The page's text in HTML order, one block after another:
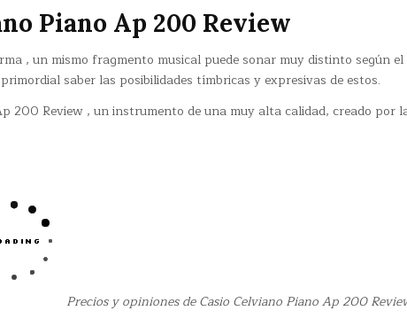
Piano Ap 200 Review
, un mismo fragmento musical puede sonar muy distinto según el
saber las posibilidades tímbricas y expresivas de estos.
200 Review , un instrumento de una muy alta calidad, creado por
Precios y opiniones de Casio Celviano Piano Ap 200